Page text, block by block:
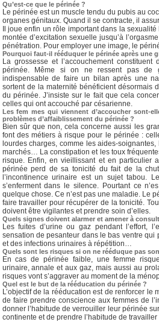
Qu’est-ce que le périnée ?
Le périnée est un muscle tendu du pubis au
organes génitaux. Quand il se contracte, il
Il joue enfin un rôle important dans la
montée d’excitation sexuelle jusqu’à
pénétration. Pour employer une image, le
Pourquoi faut-il rééduquer le périnée après une
La grossesse et l’accouchement
périnée. Même si on ne ressent pas
indispensable de faire un bilan après une
sortent de la maternité bénéficient désormais
du périnée. J’insiste sur le fait que cela
celles qui ont accouché par césarienne.
Les fem mes qui viennent d’accoucher sont-
problèmes d’affaiblissement du périnée ?
Bien sûr que non, cela concerne aussi les
font des métiers à risque pour le périnée :
lourdes charges, comme les aides-
marchés… La constipation et les toux
risque. Enfin, en vieillissant et en particulier
périnée perd de sa tonicité du fait de la
l’incontinence urinaire est un sujet tabou.
s’enferment dans le silence. Pourtant ce
quelque chose. Ce n’est pas une maladie. Le
faire travailler pour récupérer de la tonicité.
doivent être vigilantes et prendre soin d’elles.
Quels signes doivent alarmer et amener à
Les fuites d’urine ou gaz pendant l’effort,
sensation de pesanteur dans le bas ventre qui
et des infections urinaires à répétition…
Quels sont les risques si on ne rééduque pas
En cas de périnée faible, une femme
urinaire, annale et aux gaz, mais aussi au
risques vont s’aggraver au moment de la
Quel est le but de la rééducation du périnée ?
L’objectif de la rééducation est de renforcer le
de faire prendre conscience aux femmes de
donner l’habitude de verrouiller leur périnée
continente et de prendre l’habitude de